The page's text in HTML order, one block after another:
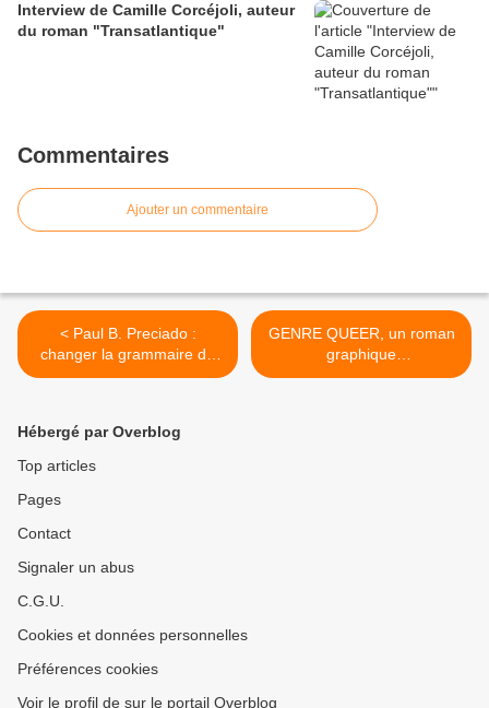
Interview de Camille Corcéjoli, auteur
du roman "Transatlantique"
Commentaires
Ajouter un commentaire
< Paul B. Preciado :
changer la grammaire du
monde.
GENRE QUEER, un roman
graphique
autobiographique de Maia
Hébergé par Overblog
Top articles
Pages
Contact
Signaler un abus
C.G.U.
Cookies et données personnelles
Préférences cookies
Voir le profil de sur le portail Overblog